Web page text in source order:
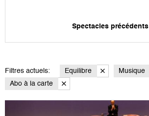
Spectacles précédents
Filtres actuels: Equilibre
Musique
Abo à la carte